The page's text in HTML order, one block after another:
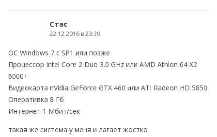
Стас
22.12.2016 в 23:39
ОС Windows 7 с SP1 или позже
Процессор Intel Core 2 Duo 3.0 GHz или AMD Athlon 64 X2
6000+
Видеокарта nVidia GeForce GTX 460 или ATI Radeon HD 5850
Оперативка 8 Гб
Интернет 1 Мбит/сек
такая же система у меня и лагает жостко